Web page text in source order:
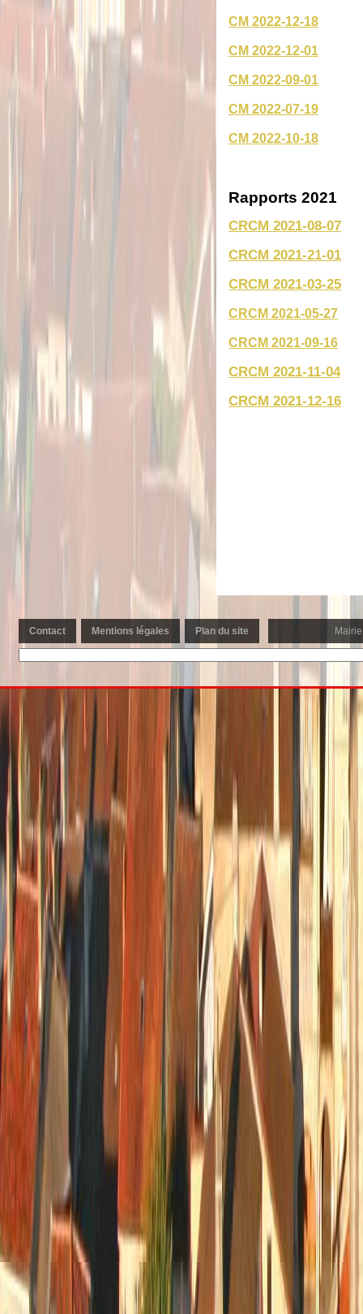
CM 2022-12-18
CM 2022-12-01
CM 2022-09-01
CM 2022-07-19
CM 2022-10-18
Rapports 2021
CRCM 2021-08-07
CRCM 2021-21-01
CRCM 2021-03-25
CRCM 2021-05-27
CRCM 2021-09-16
CRCM 2021-11-04
CRCM 2021-12-16
Contact Mentions légales Plan du site